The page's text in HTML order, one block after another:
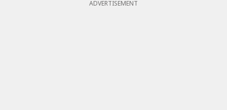
ADVERTISEMENT